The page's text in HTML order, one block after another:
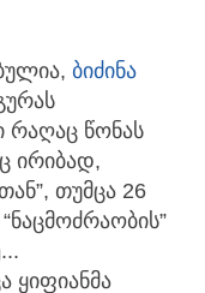
ბიძინა
რაღაც წონას
ირიბად,
თუმცა 26